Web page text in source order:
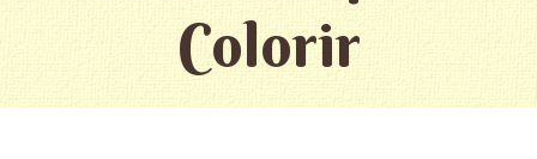
Colorir